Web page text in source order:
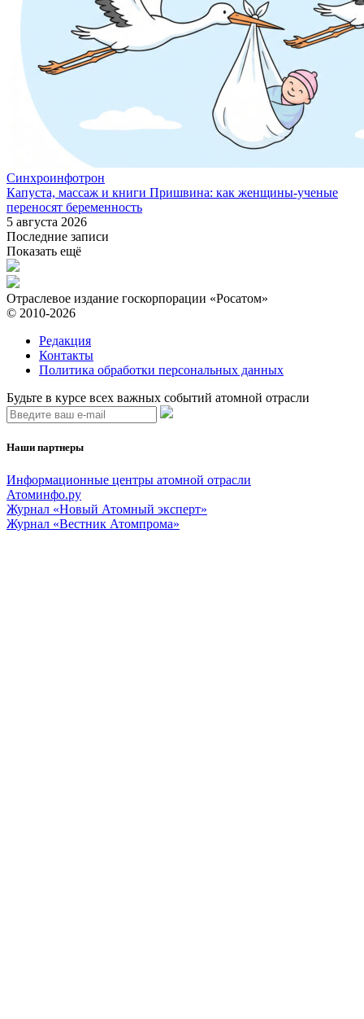
Синхроинфотрон
Капуста, массаж и книги Пришвина: как женщины-ученые
переносят беременность
5 августа 2026
Последние записи
Показать ещё
Отраслевое издание госкорпорации «Росатом»
© 2010-2026
Редакция
Контакты
Политика обработки персональных данных
Будьте в курсе всех важных событий атомной отрасли
Наши партнеры
Информационные центры атомной отрасли
Атоминфо.ру
Журнал «Новый Атомный эксперт»
Журнал «Вестник Атомпрома»